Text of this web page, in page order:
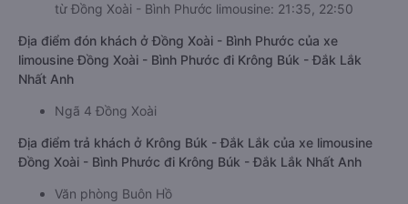
từ Đồng Xoài - Bình Phước limousine: 21:35, 22:50
Địa điểm đón khách ở Đồng Xoài - Bình Phước của xe
limousine Đồng Xoài - Bình Phước đi Krông Búk - Đắk Lắk
Nhất Anh
Ngã 4 Đồng Xoài
Địa điểm trả khách ở Krông Búk - Đắk Lắk của xe limousine
Đồng Xoài - Bình Phước đi Krông Búk - Đắk Lắk Nhất Anh
Văn phòng Buôn Hồ